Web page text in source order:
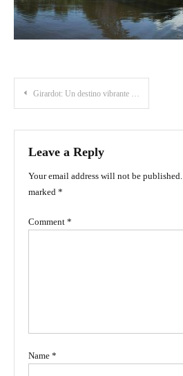
Post
navigation
Girardot: Un destino vibrante para los amantes del sol
Leave a Reply
Your email address will not be published.
marked *
Comment *
Name *